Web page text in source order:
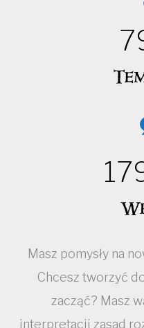
Masz pomysły na
Chcesz tworzyć
zacząć? Masz
interpretacji zasad